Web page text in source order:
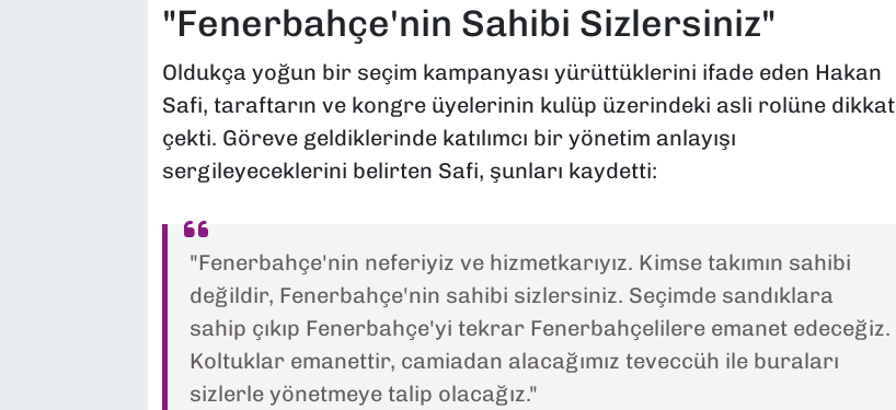
"Fenerbahçe'nin Sahibi Sizlersiniz"
Oldukça yoğun bir seçim kampanyası yürüttüklerini ifade eden Hakan
Safi, taraftarın ve kongre üyelerinin kulüp üzerindeki asli rolüne dikkat
çekti. Göreve geldiklerinde katılımcı bir yönetim anlayışı
sergileyeceklerini belirten Safi, şunları kaydetti:
"Fenerbahçe'nin neferiyiz ve hizmetkarıyız. Kimse takımın sahibi
değildir, Fenerbahçe'nin sahibi sizlersiniz. Seçimde sandıklara
sahip çıkıp Fenerbahçe'yi tekrar Fenerbahçelilere emanet edeceğiz.
Koltuklar emanettir, camiadan alacağımız teveccüh ile buraları
sizlerle yönetmeye talip olacağız."